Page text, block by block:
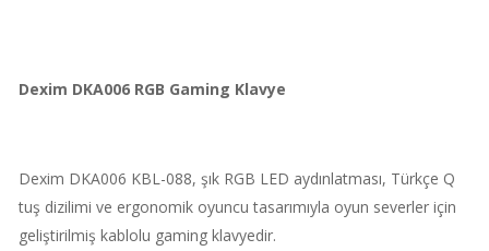
Dexim DKA006 RGB Gaming Klavye
Dexim DKA006 KBL-088, şık RGB LED aydınlatması, Türkçe Q
tuş dizilimi ve ergonomik oyuncu tasarımıyla oyun severler için
geliştirilmiş kablolu gaming klavyedir.